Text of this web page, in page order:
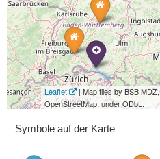
Leaflet
| Map tiles by BSB
OpenStreetMap, under ODbL.
Symbole auf der Karte